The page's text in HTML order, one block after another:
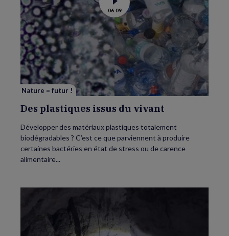
Voir
la
vidéo
de
Des
plastiques
du
vivant
06:09
Nature = futur !
Des plastiques issus du vivant
Développer des matériaux plastiques totalement
biodégradables ? C’est ce que parviennent à produire
certaines bactéries en état de stress ou de carence
alimentaire...